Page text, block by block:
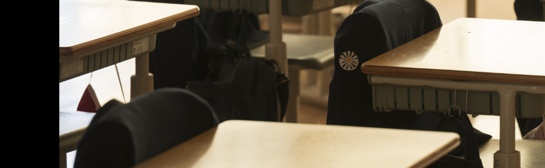
時間割
個別案内お申込み
転編入学案内
日和かっぱペーパークラフト
アフタースクールについて
資料請求
お問
よく
お問い
資料
在校生
採用情
この